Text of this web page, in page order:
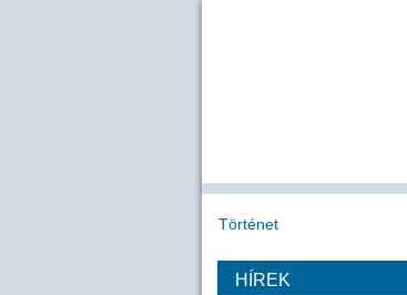
Történet
Köszöntő
HÍREK